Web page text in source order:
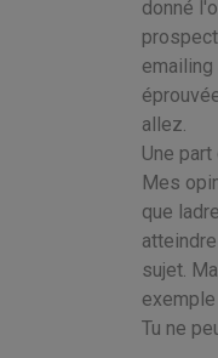
donné
allez.
Une
Mes
que
sujet.
Tu ne